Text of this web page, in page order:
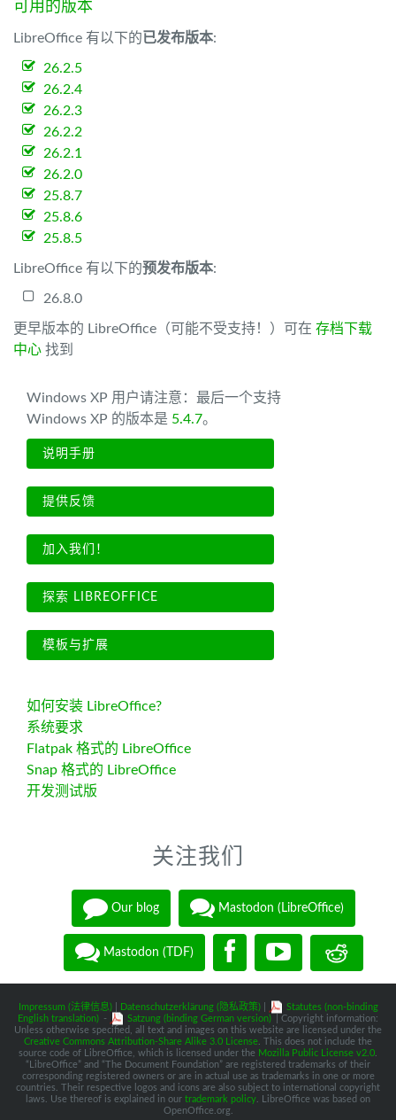
可用的版本
LibreOffice 有以下的已发布版本:
26.2.5
26.2.4
26.2.3
26.2.2
26.2.1
26.2.0
25.8.7
25.8.6
25.8.5
LibreOffice 有以下的预发布版本:
26.8.0
更早版本的 LibreOffice（可能不受支持！）可在 存档下载
中心 找到
Windows XP 用户请注意：最后一个支持
Windows XP 的版本是 5.4.7。
说明手册
提供反馈
加入我们！
探索 LIBREOFFICE
模板与扩展
如何安装 LibreOffice?
系统要求
Flatpak 格式的 LibreOffice
Snap 格式的 LibreOffice
开发测试版
关注我们
Our blog Mastodon (LibreOffice)
Mastodon (TDF)
Impressum (法律信息)| Datenschutzerklärung (隐私政策)|
Statutes (non-binding
English translation) - Satzung (binding German version)
| Copyright information:
Unless otherwise specified, all text and images on this website are licensed under the
Creative Commons Attribution-Share Alike 3.0 License . This does not include the
source code of LibreOffice, which is licensed under the Mozilla Public License v2.0
“LibreOffice” and “The Document Foundation” are registered trademarks of their
corresponding registered owners or are in actual use as trademarks in one or more
countries. Their respective logos and icons are also subject to international copyright
laws. Use thereof is explained in our trademark policy . LibreOffice was based on
OpenOffice.org.